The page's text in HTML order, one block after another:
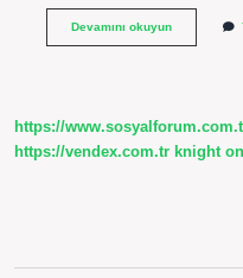
Devamını okuyunNesnellik
https://
https://vendex.com.tr knight